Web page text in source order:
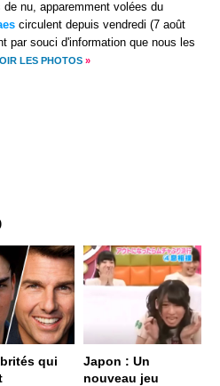
de nu, apparemment volées du
circulent depuis vendredi (7 août
par souci d'information que nous les
LES PHOTOS »
qui
Japon : Un
nouveau jeu